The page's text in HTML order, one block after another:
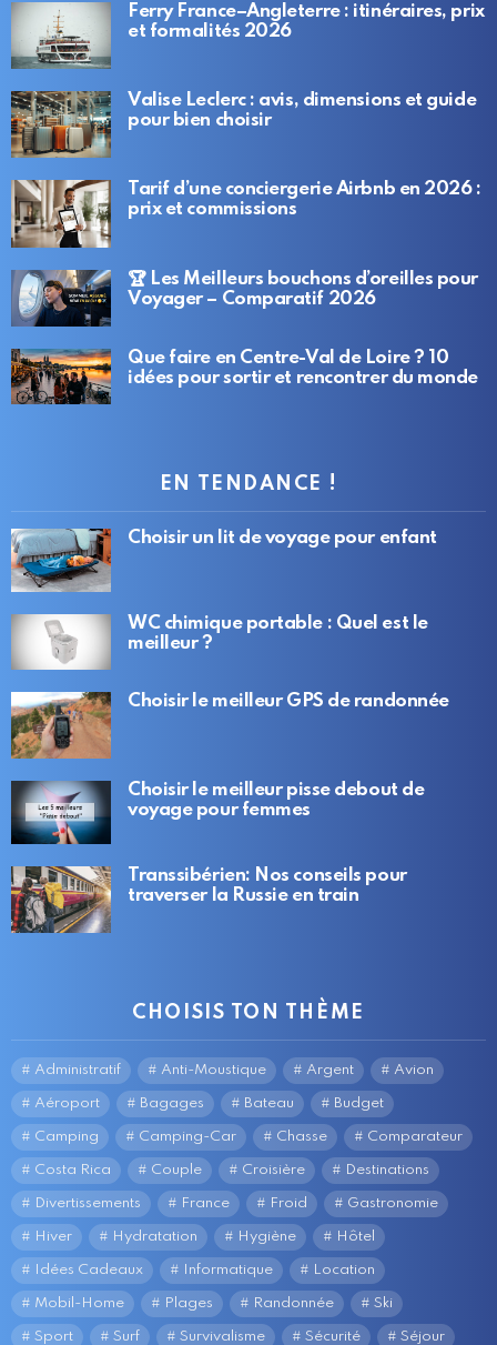
Ferry France–Angleterre : itinéraires, prix
et formalités 2026
Valise Leclerc : avis, dimensions et guide
pour bien choisir
Tarif d’une conciergerie Airbnb en 2026 :
prix et commissions
🏆 Les Meilleurs bouchons d’oreilles pour
Voyager – Comparatif 2026
Que faire en Centre-Val de Loire ? 10
idées pour sortir et rencontrer du monde
EN TENDANCE !
Choisir un lit de voyage pour enfant
WC chimique portable : Quel est le
meilleur ?
Choisir le meilleur GPS de randonnée
Choisir le meilleur pisse debout de
voyage pour femmes
Transsibérien: Nos conseils pour
traverser la Russie en train
CHOISIS TON THÈME
Administratif Anti-Moustique Argent Avion
Aéroport Bagages Bateau Budget
Camping Camping-Car Chasse Comparateur
Costa Rica Couple Croisière Destinations
Divertissements France Froid Gastronomie
Hiver Hydratation Hygiène Hôtel
Idées Cadeaux Informatique Location
Mobil-Home Plages Randonnée Ski
Sport Surf Survivalisme Sécurité Séjour